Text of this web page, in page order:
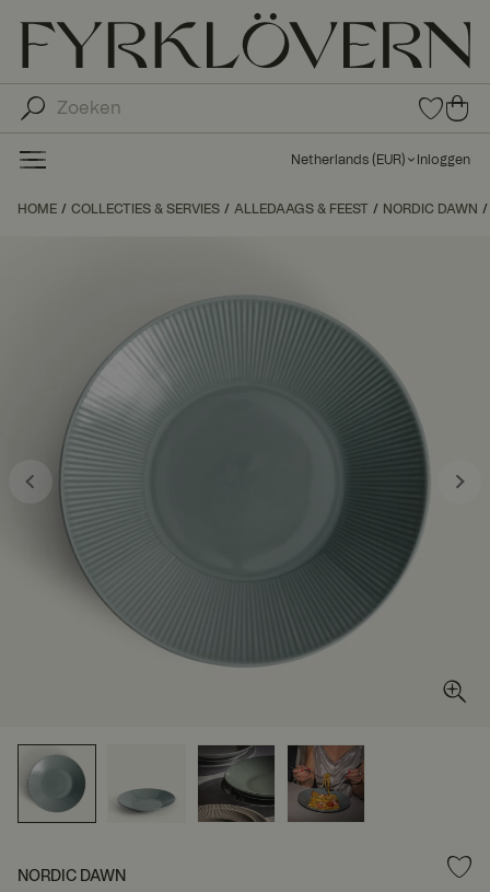
0
ite
in
ten
0
ite
ms
uw
Netherlands ( EUR) Inloggen
HOME COLLECTIES & SERVIES ALLEDAAGS & FEEST NORDIC DAWN
NORDIC DAWN